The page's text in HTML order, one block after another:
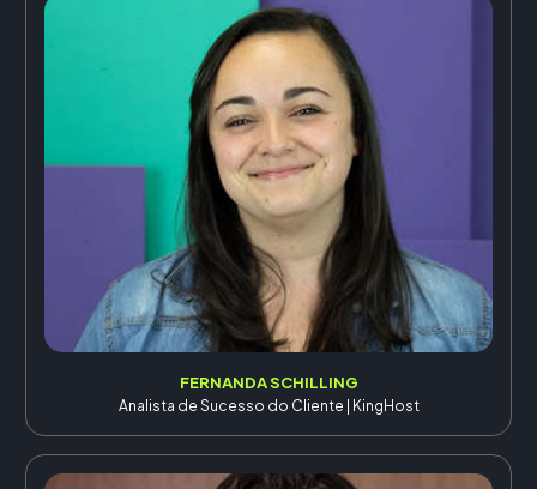
FERNANDA SCHILLING
Analista de Sucesso do Cliente | KingHost